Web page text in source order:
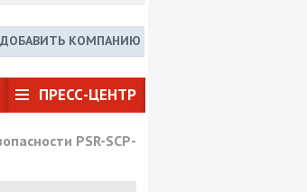
ДОБАВИТЬ КОМПАНИЮ
ПРЕСС-ЦЕНТР
PSR-SCP-